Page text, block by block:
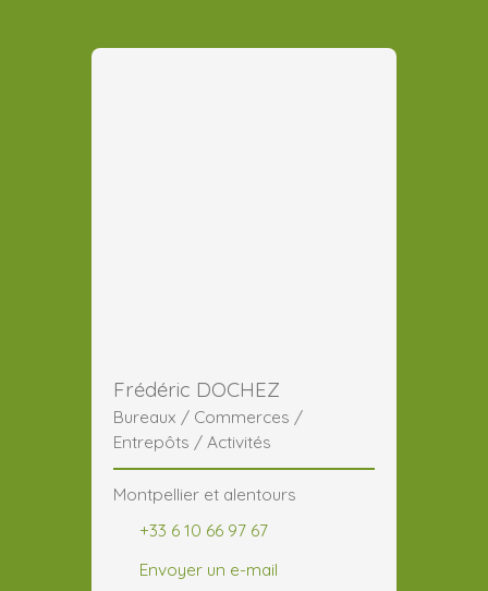
Frédéric DOCHEZ
Bureaux / Commerces /
Entrepôts / Activités
Montpellier et alentours
+33 6 10 66 97 67
Envoyer un e-mail